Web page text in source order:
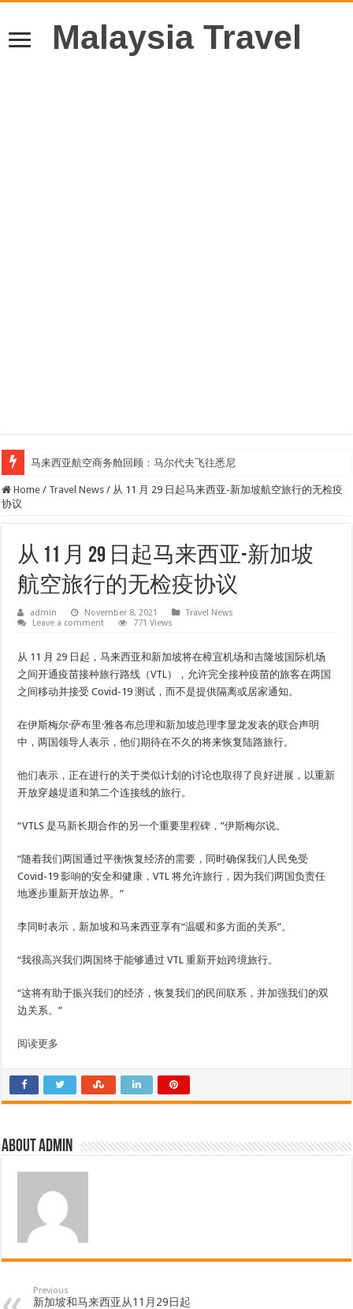
Malaysia Travel
马来西亚航空商务舱回顾：马尔代夫飞往悉尼
Home / Travel News / 从 11 月 29 日起马来西亚-新加坡航空旅行的无检疫
协议
从 11 月 29 日起马来西亚-新加坡
航空旅行的无检疫协议
admin November 8, 2021
Travel News
Leave a comment
771 Views
从 11 月 29 日起，马来西亚和新加坡将在樟宜机场和吉隆坡国际机场
之间开通疫苗接种旅行路线（VTL），允许完全接种疫苗的旅客在两国
之间移动并接受 Covid-19 测试，而不是提供隔离或居家通知。
在伊斯梅尔·萨布里·雅各布总理和新加坡总理李显龙发表的联合声明
中，两国领导人表示，他们期待在不久的将来恢复陆路旅行。
他们表示，正在进行的关于类似计划的讨论也取得了良好进展，以重新
开放穿越堤道和第二个连接线的旅行。
“VTLS 是马新长期合作的另一个重要里程碑，”伊斯梅尔说。
“随着我们两国通过平衡恢复经济的需要，同时确保我们人民免受
Covid-19 影响的安全和健康，VTL 将允许旅行，因为我们两国负责任
地逐步重新开放边界。”
李同时表示，新加坡和马来西亚享有“温暖和多方面的关系”。
“我很高兴我们两国终于能够通过 VTL 重新开始跨境旅行。
“这将有助于振兴我们的经济，恢复我们的民间联系，并加强我们的双
边关系。”
阅读更多
About admin
Previous
新加坡和马来西亚从11月29日起